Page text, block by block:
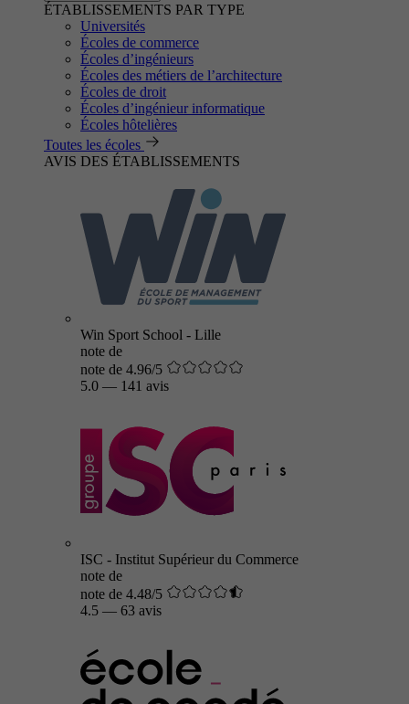
ÉTABLISSEMENTS PAR TYPE
Universités
Écoles de commerce
Écoles d’ingénieurs
Écoles des métiers de l’architecture
Écoles de droit
Écoles d’ingénieur informatique
Écoles hôtelières
Toutes les écoles
AVIS DES ÉTABLISSEMENTS
Win Sport School - Lille
note de
note de 4.96/5
5.0 — 141 avis
ISC - Institut Supérieur du Commerce
note de
note de 4.48/5
4.5 — 63 avis